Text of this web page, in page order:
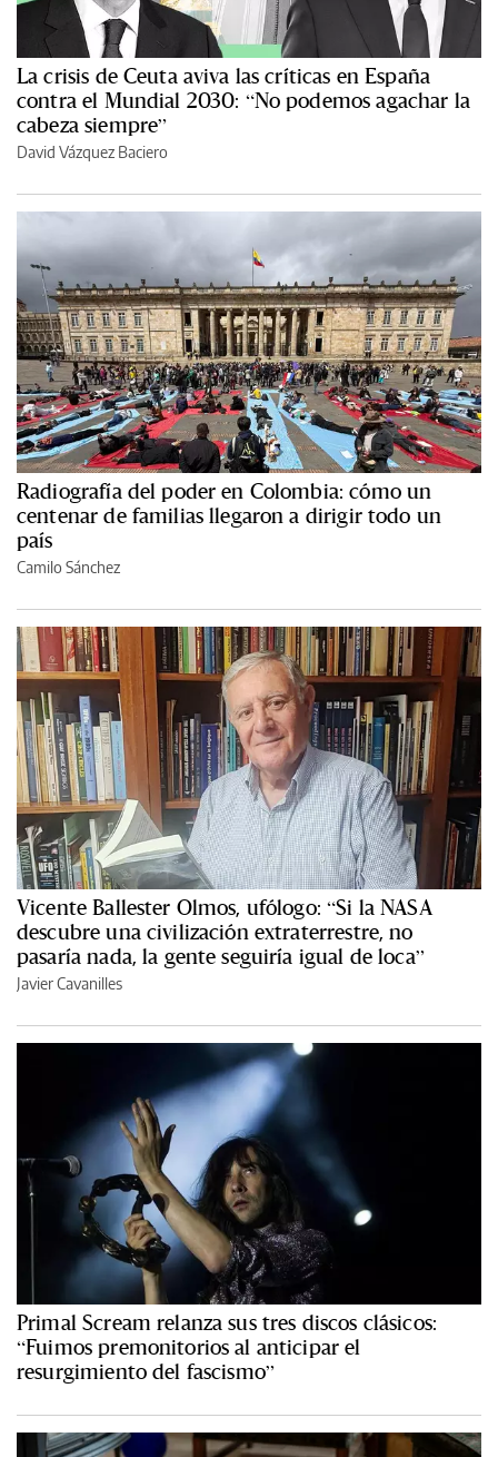
La crisis de Ceuta aviva las críticas en España
contra el Mundial 2030: “No podemos agachar la
cabeza siempre”
David Vázquez Baciero
Radiografía del poder en Colombia: cómo un
centenar de familias llegaron a dirigir todo un
país
Camilo Sánchez
Vicente Ballester Olmos, ufólogo: “Si la NASA
descubre una civilización extraterrestre, no
pasaría nada, la gente seguiría igual de loca”
Javier Cavanilles
Primal Scream relanza sus tres discos clásicos:
“Fuimos premonitorios al anticipar el
resurgimiento del fascismo”